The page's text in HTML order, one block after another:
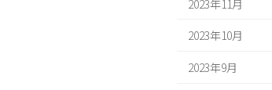
2023年11月
2023年10月
2023年9月